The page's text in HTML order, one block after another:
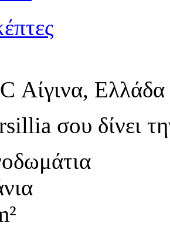
Αίγινα, Ελλάδα
σου δίνει